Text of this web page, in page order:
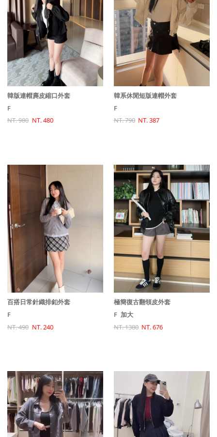
韓版連帽麂皮縮口外套
F
NT. 980 NT. 480
韓系休閒短版連帽外套
F
NT. 790 NT. 387
百搭日常針織排釦外套
F
NT. 490 NT. 240
極簡復古翻領皮外套
F 加大
NT. 1380 NT. 676